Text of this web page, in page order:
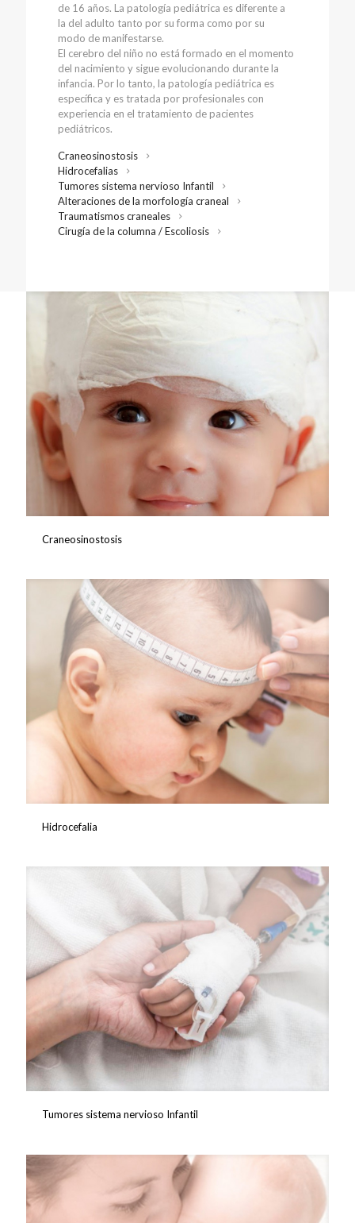
de 16 años. La patología pediátrica es diferente a
la del adulto tanto por su forma como por su
modo de manifestarse.
El cerebro del niño no está formado en el momento
del nacimiento y sigue evolucionando durante la
infancia. Por lo tanto, la patología pediátrica es
específica y es tratada por profesionales con
experiencia en el tratamiento de pacientes
pediátricos.
Craneosinostosis
Hidrocefalias
Tumores sistema nervioso Infantil
Alteraciones de la morfología craneal
Traumatismos craneales
Cirugía de la columna / Escoliosis
Craneosinostosis
Hidrocefalia
Tumores sistema nervioso Infantil